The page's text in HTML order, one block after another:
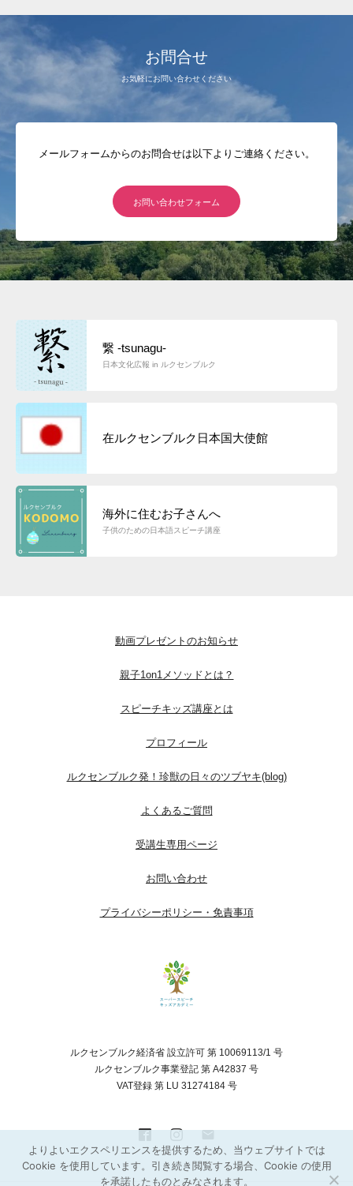
お問合せ
お気軽にお問い合わせください
メールフォームからのお問合せは以下よりご連絡ください。
お問い合わせフォーム
繋 -tsunagu-
日本文化広報 in ルクセンブルク
在ルクセンブルク日本国大使館
海外に住むお子さんへ
子供のための日本語スピーチ講座
動画プレゼントのお知らせ
親子1on1メソッドとは？
スピーチキッズ講座とは
プロフィール
ルクセンブルク発！珍獣の日々のツブヤキ(blog)
よくあるご質問
受講生専用ページ
お問い合わせ
プライバシーポリシー・免責事項
ルクセンブルク経済省 設立許可 第 10069113/1 号
ルクセンブルク事業登記 第 A42837 号
VAT登録 第 LU 31274184 号
よりよいエクスペリエンスを提供するため、当ウェブサイトでは
Cookie を使用しています。引き続き閲覧する場合、Cookie の使用
を承諾したものとみなされます。